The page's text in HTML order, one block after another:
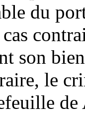
du
son
le